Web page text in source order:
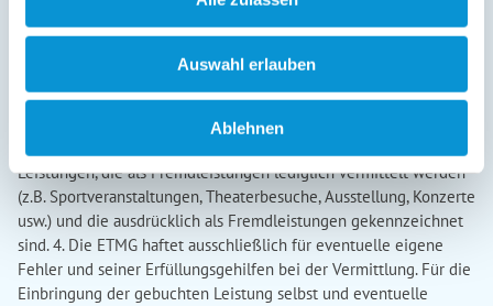
Auswahl erlauben
Ablehnen
herbeigeführt wird oder, soweit der BHB für einen dem Gast
Erfüllungsgehilfen verantwortlich ist. 2. Eine etwaige
Gastwirtshaftung des BHB für eingebrachte Sachen gemäß §§
701 ff BGB bleibt durch diese Regelung unberührt. 3. Der BHB
haftet nicht für Leistungsstörungen im Zusammenhang mit
Leistungen, die als Fremdleistungen lediglich vermittelt werden
(z.B. Sportveranstaltungen, Theaterbesuche, Ausstellung, Konzerte
usw.) und die ausdrücklich als Fremdleistungen gekennzeichnet
sind. 4. Die ETMG haftet ausschließlich für eventuelle eigene
Fehler und seiner Erfüllungsgehilfen bei der Vermittlung. Für die
Einbringung der gebuchten Leistung selbst und eventuelle